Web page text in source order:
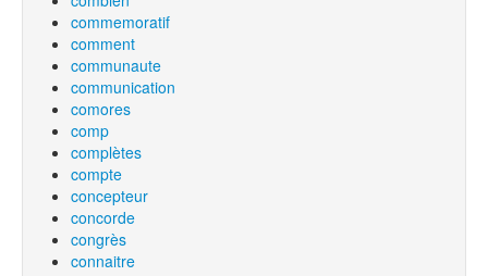
commemoratif
comment
communaute
communication
comores
comp
complètes
compte
concepteur
concorde
congrès
connaitre